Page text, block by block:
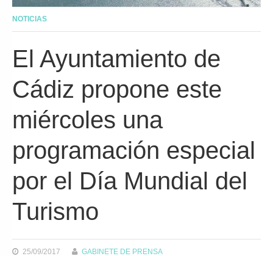
NOTICIAS
El Ayuntamiento de
Cádiz propone este
miércoles una
programación especial
por el Día Mundial del
Turismo
25/09/2017 GABINETE DE PRENSA